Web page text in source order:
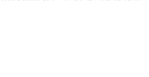
migrati da un'altra organizzazione, i